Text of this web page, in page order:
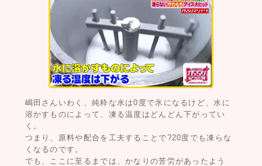
嶋田さんいわく、純粋な水は0度で氷になるけど、水に
溶かすものによって、凍る温度はどんどん下がってい
く。
つまり、原料や配合を工夫することで?20度でも凍らな
くなるのです。
でも、ここに至るまでは、かなりの苦労があったよう